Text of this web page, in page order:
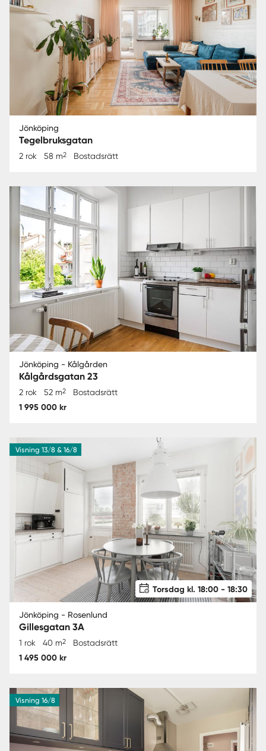
Jönköping
Tegelbruksgatan
2 rok 58 m2 Bostadsrätt
Jönköping - Kålgården
Kålgårdsgatan 23
2 rok 52 m2 Bostadsrätt
1 995 000 kr
Visning 13/8 & 16/8
Torsdag kl. 18:00 - 18:30
Jönköping - Rosenlund
Gillesgatan 3A
1 rok 40 m2 Bostadsrätt
1 495 000 kr
Visning 16/8